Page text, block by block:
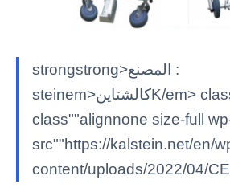
strongstrong>المصنع :
steinem>كالشتاينK/em> classimg
class""alignnone size-full
src""https://kalstein.net/en/
content/uploads/2022/04/